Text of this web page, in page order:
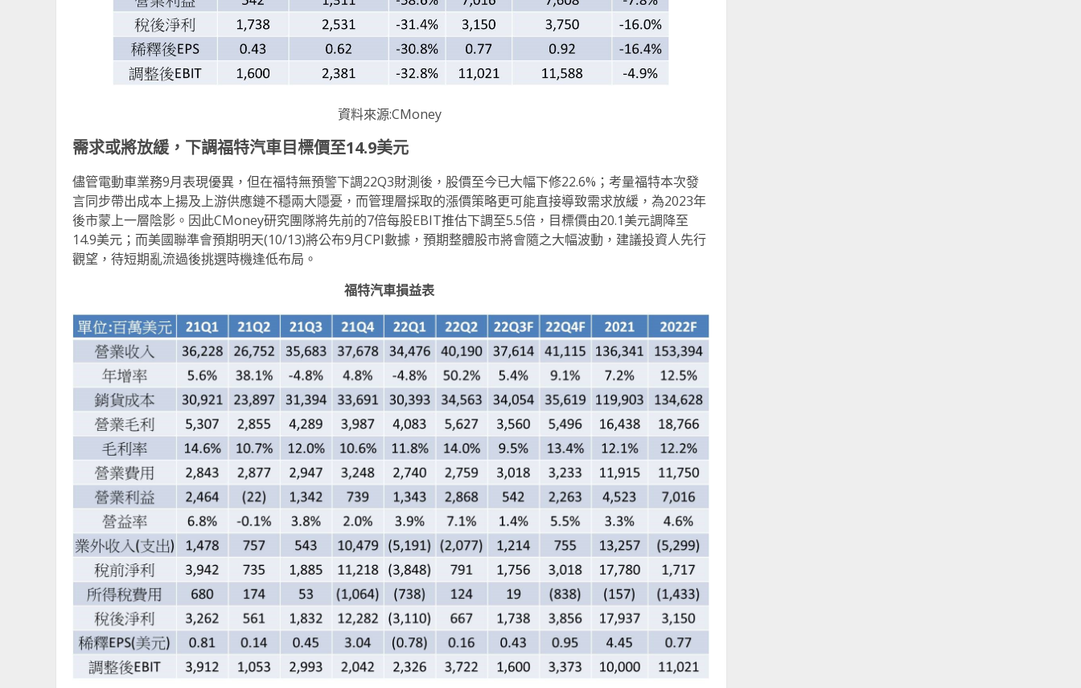
資料來源:CMoney
需求或將放緩，下調福特汽車目標價至14.9美元
儘管電動車業務9月表現優異，但在福特無預警下調22Q3財測後，股價至今已大幅下修22.6%；考量福特本次發
言同步帶出成本上揚及上游供應鏈不穩兩大隱憂，而管理層採取的漲價策略更可能直接導致需求放緩，為2023年
後市蒙上一層陰影。因此CMoney研究團隊將先前的7倍每股EBIT推估下調至5.5倍，目標價由20.1美元調降至
14.9美元；而美國聯準會預期明天(10/13)將公布9月CPI數據，預期整體股市將會隨之大幅波動，建議投資人先行
觀望，待短期亂流過後挑選時機逢低布局。
福特汽車損益表